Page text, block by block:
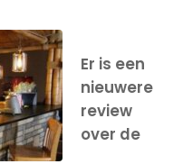
Er is een
nieuwere
review
over de